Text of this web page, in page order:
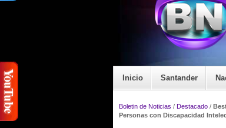
Inicio Santander
Boletin de Noticias / Destacado /
Personas con Discapacidad